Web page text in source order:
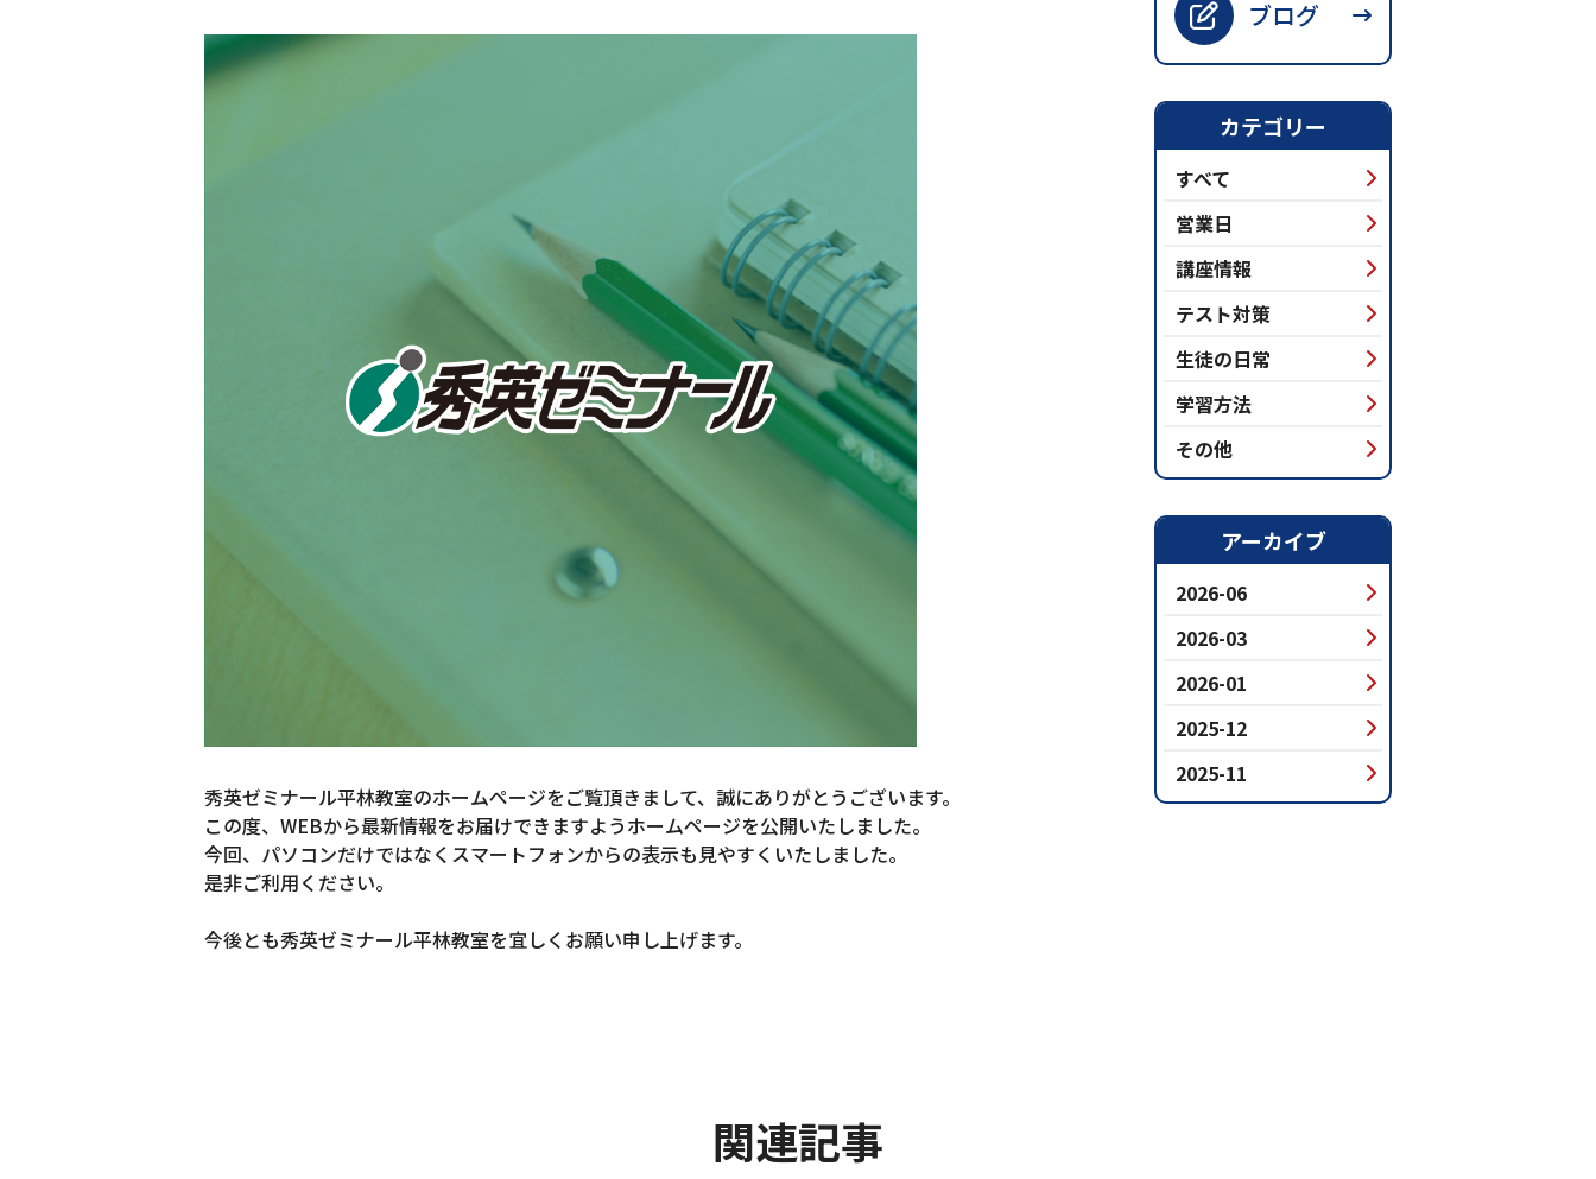
秀英ゼミナール平林教室のホームページをご覧頂きまして、誠にありがとうございます。
この度、WEBから最新情報をお届けできますようホームページを公開いたしました。
今回、パソコンだけではなくスマートフォンからの表示も見やすくいたしました。
是非ご利用ください。
今後とも秀英ゼミナール平林教室を宜しくお願い申し上げます。
ブログ
カテゴリー
すべて
営業日
講座情報
テスト対策
生徒の日常
学習方法
その他
アーカイブ
2026-06
2026-03
2026-01
2025-12
2025-11
関連記事